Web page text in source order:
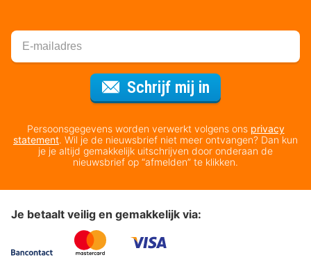
Schrijf mij in
Persoonsgegevens worden verwerkt volgens ons privacy
statement. Wil je de nieuwsbrief niet meer ontvangen? Dan kun
je je altijd gemakkelijk uitschrijven door onderaan de
nieuwsbrief op “afmelden” te klikken.
Je betaalt veilig en gemakkelijk via: